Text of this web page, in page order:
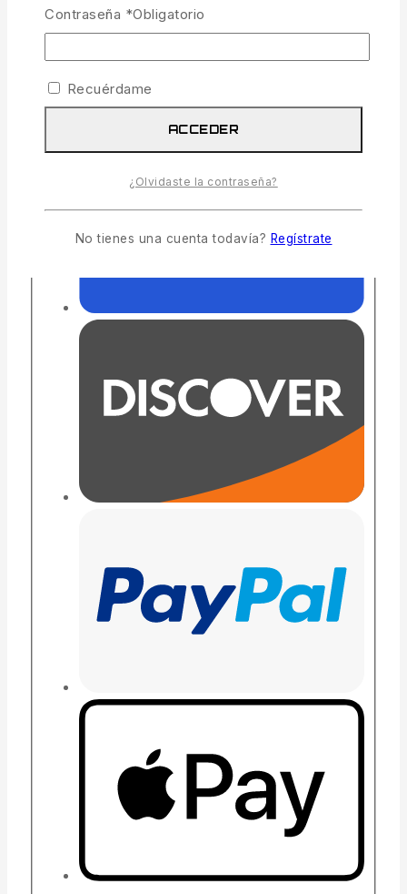
Contraseña *Obligatorio
Recuérdame
ACCEDER
¿Olvidaste la contraseña?
No tienes una cuenta todavía? Regístrate